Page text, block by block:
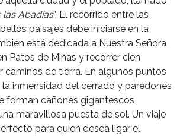
las Abadías”. El recorrido entre las
paisajes debe iniciarse en la
está dedicada a Nuestra Señora
Patos de Minas y recorrer cien
caminos de tierra. En algunos puntos
inmensidad del cerrado y paredones
forman cañones gigantescos
maravillosa puesta de sol. Un viaje
para quien desea ligar el